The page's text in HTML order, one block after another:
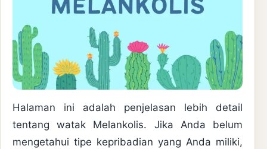
Halaman ini adalah penjelasan lebih detail
tentang watak Melankolis. Jika Anda belum
mengetahui tipe kepribadian yang Anda miliki,